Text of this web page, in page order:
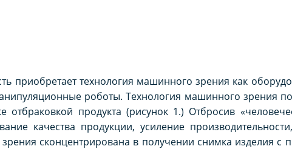
приобретает технология машинного зрения как
роботы. Технология машинного зрения
отбраковкой продукта (рисунок 1.) Отбросив
качества продукции, усиление
сконцентрирована в получении снимка изделия с